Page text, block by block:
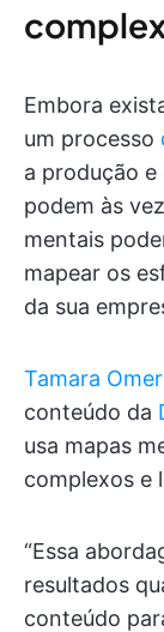
Embora
um processo
a produção
podem às
mentais
mapear os
da sua
Tamara
conteúdo da
usa mapas
complexos e
“Essa
resultados
conteúdo